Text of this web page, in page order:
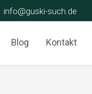
info@guski-such.de
Blog Kontakt